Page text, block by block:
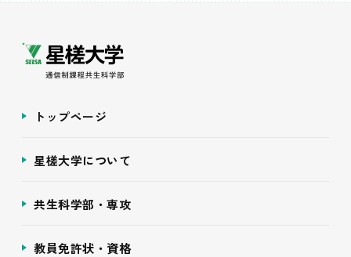
トップページ
星槎大学について
共生科学部・専攻
教員免許状・資格